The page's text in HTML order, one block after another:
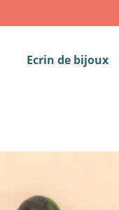
Ecrin de bijoux